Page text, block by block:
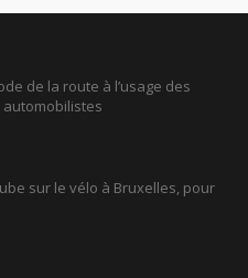
de la route à l’usage des
sur le vélo à Bruxelles, pour